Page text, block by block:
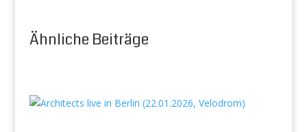
Ähnliche Beiträge